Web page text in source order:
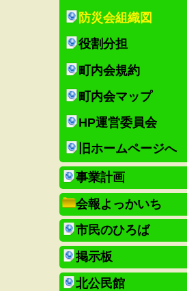
防災会組織図
役割分担
町内会規約
町内会マップ
HP運営委員会
旧ホームページへ
事業計画
会報よっかいち
市民のひろば
掲示板
北公民館